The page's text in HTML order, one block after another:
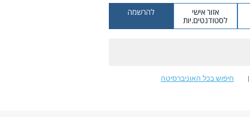
אזור אישי
לסטודנטים.יות
להרשמה
חיפוש בכל האוניברסיטה